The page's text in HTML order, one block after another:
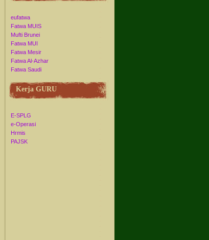
eufatwa
Fatwa MUIS
Mufti Brunei
Fatwa MUI
Fatwa Mesir
Fatwa Al-Azhar
Fatwa Saudi
Kerja GURU
E-SPLG
e-Operasi
Hrmis
PAJSK